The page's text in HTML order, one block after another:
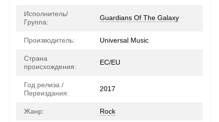
Исполнитель/
Группа:
Guardians Of The Galaxy
Производитель: Universal Music
Страна
происхождения:
ЕС/EU
Год релиза /
Переиздания:
2017
Жанр: Rock